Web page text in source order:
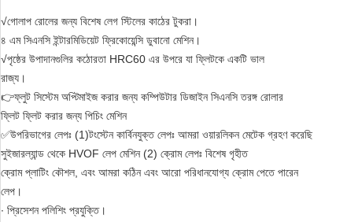
√গোলাপ রোলের জন্য বিশেষ লেগ স্টিলের কাঠের টুকরা।
৪ এম সিএনসি ইন্টারমিডিয়েট ফ্রিকোয়েন্সি ডুবানো মেশিন।
√পৃষ্ঠের উপাদানগুলির কঠোরতা HRC60 এর উপরে যা ফ্লিটকে একটি ভাল
রাজ্য।
👉ফ্লুট সিস্টেম অপ্টিমাইজ করার জন্য কম্পিউটার ডিজাইন সিএনসি তরঙ্গ রোলার
ফ্লিট ফ্লিট করার জন্য পিচিং মেশিন
✅উপরিভাগের লেপঃ (1)টংস্টেন কার্বিনযুক্ত লেপঃ আমরা ওয়ারলিকন মেটেক গ্রহণ করেছি
সুইজারল্যান্ড থেকে HVOF লেপ মেশিন (2) ক্রোম লেপঃ বিশেষ গৃহীত
ক্রোম প্লাটিং কৌশল, এবং আমরা কঠিন এবং আরো পরিধানযোগ্য ক্রোম পেতে পারেন
লেপ।
∙ প্রিসেশন পলিশিং প্রযুক্তি।